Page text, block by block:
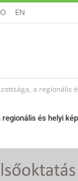
EN
a regionális
és helyi